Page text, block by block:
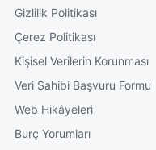
Gizlilik Politikası
Çerez Politikası
Kişisel Verilerin Korunması
Veri Sahibi Başvuru Formu
Web Hikâyeleri
Burç Yorumları